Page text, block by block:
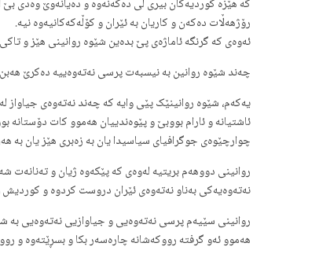
کە هێزە کوردیەکان بیری لی دەکەنەوە و دەیانەوێ وەدی
رۆژهەڵات دەکەن و کاریان بە ئێران و کۆڵەکەکانیەوە نیە.
ئەوەی کە گرنگە ئاماژەی پێ بدەین شێوە روانینی هێز و
چەند شێوە روانین بە نیسبەت پرسی نەتەوەییە دەکرێ
یەکەم، شێوە روانینێک پێی وایە کە چەند نەتەوەی جیاواز
ئاشتیانە و ئارام بووبێ و پێوەندییان هەموو کات
چوارچێوەی جوگرافیای سیاسیدا یان بە زەبری هێز یان
روانینی دووهەم بریتیە لەوەی کە پێکەوە ژیان و
نەتەوەیەکی بەناو نەتەوەی ئێران دروست کردوە و
روانینی سێیەم پرسی نەتەوەیی و جیاوازیی نەتەوەیی بە
هەموو ئەو گرفتە رووکەشانە چارەسەر بکا و بسڕێتەوە و